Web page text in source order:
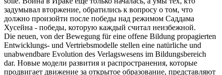
задумывал вторжение, обратились к вопросу о том, что
должно произойти после победы над режимом Саддама
Хусейна - победы, которую каждый считал неизбежной.
Die neuen, von der Bewegung für eine offene Bildung propagierten
Entwicklungs- und Vertriebsmodelle stellen eine natürliche und
unabwendbare Evolution des Verlagswesens im Bildungsbereich
dar. Новые модели развития и распространения, которые
продвигает движение за открытое образование, представляют